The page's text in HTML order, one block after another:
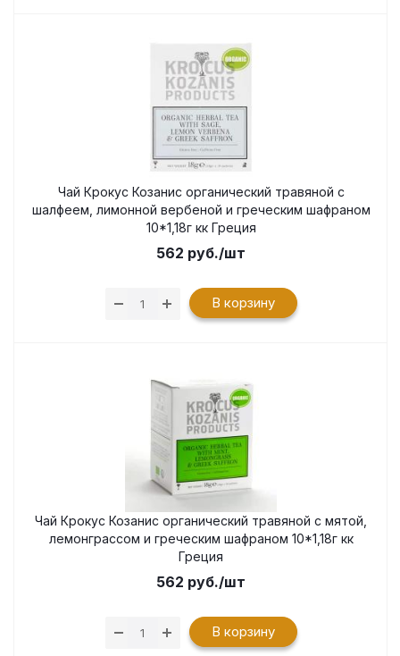
Чай Крокус Козанис органический травяной с
шалфеем, лимонной вербеной и греческим шафраном
10*1,18г кк Греция
562 руб./шт
В корзину
Чай Крокус Козанис органический травяной с мятой,
лемонграссом и греческим шафраном 10*1,18г кк
Греция
562 руб./шт
В корзину